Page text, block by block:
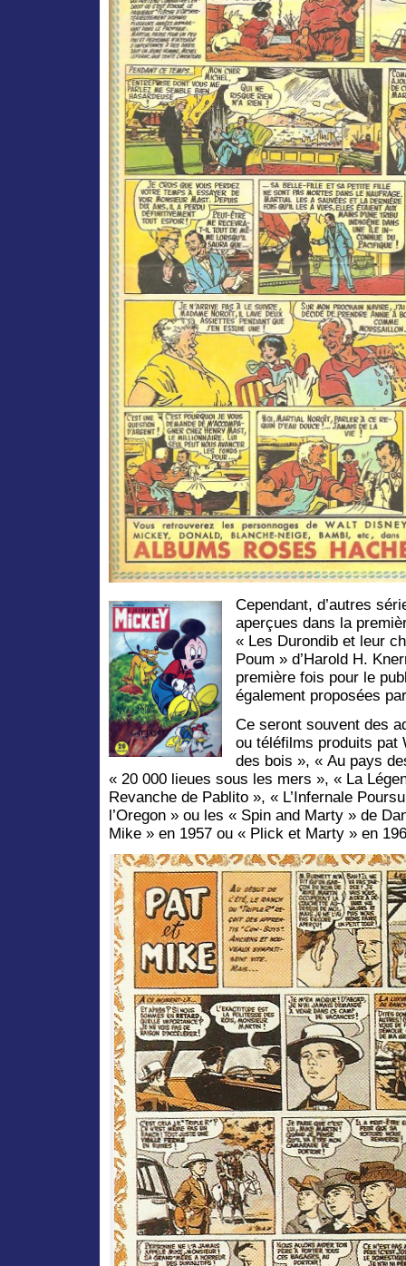
Cependant, d’autres
aperçues dans la
« Les Durondib et leur
Poum » d’Harold H.
première fois pour le
également proposées
Ce seront souvent des
ou téléfilms produits pat
des bois », « Au pays
« 20 000 lieues sous les mers », « La
Revanche de Pablito », « L’Infernale
l’Oregon » ou les « Spin and Marty » de
Mike » en 1957 ou « Plick et Marty » en